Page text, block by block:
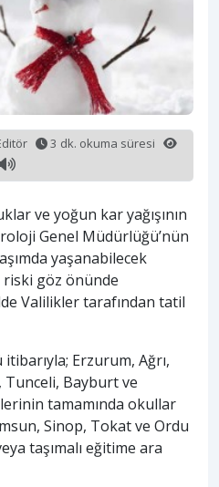
3 dk. okuma süresi
ve yoğun kar yağışının
Genel Müdürlüğü’nün
yaşanabilecek
riski göz önünde
Valilikler tarafından tatil
Erzurum, Ağrı,
Tunceli, Bayburt ve
tamamında okullar
Sinop, Tokat ve Ordu
taşımalı eğitime ara